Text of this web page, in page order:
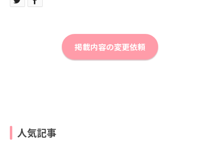
掲載内容の変更依頼
人気記事